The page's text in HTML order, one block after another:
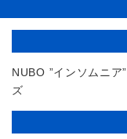
NUBO ”インソムニ
ズ